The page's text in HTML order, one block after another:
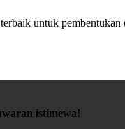
untuk
istimewa!